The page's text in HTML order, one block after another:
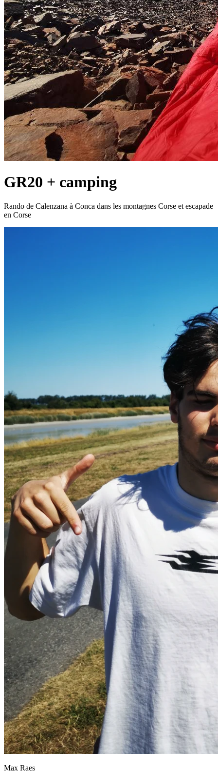
GR20 + camping
Rando de Calenzana à Conca dans les montagnes Corse et escapade
en Corse
Max Raes